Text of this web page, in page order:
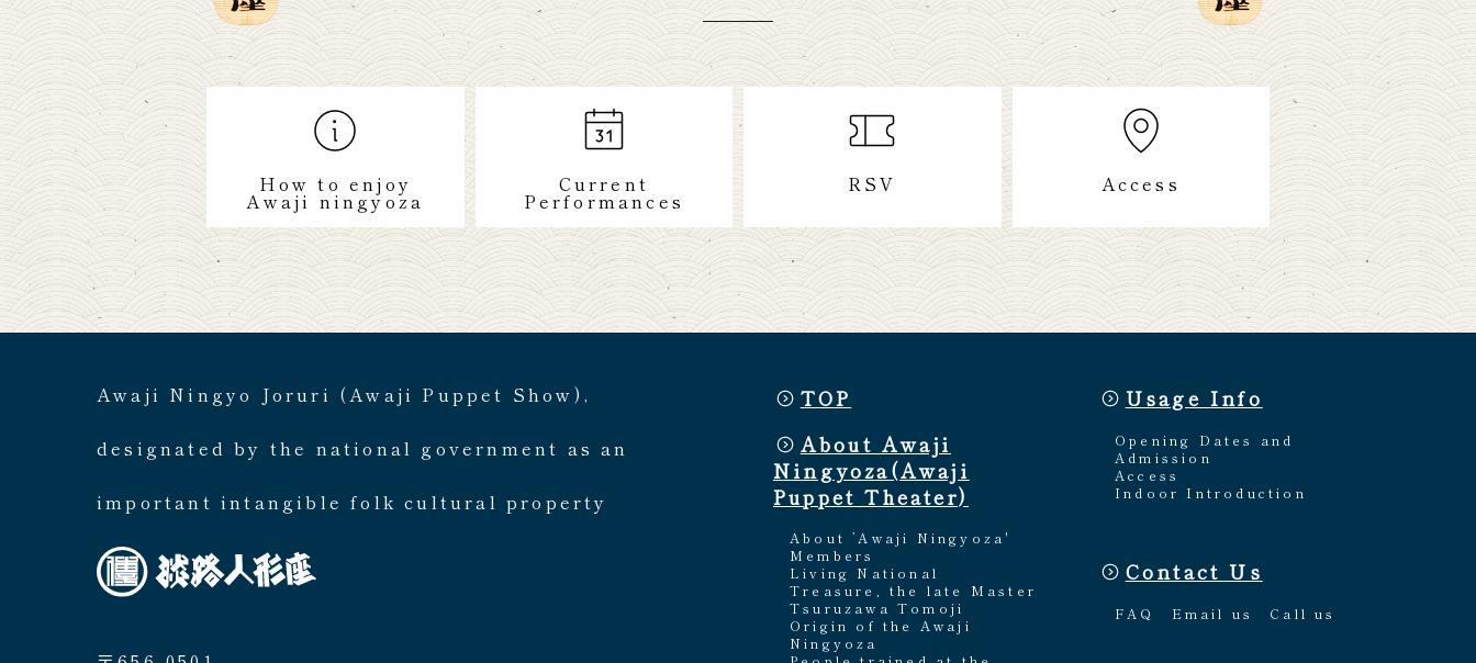
How to enjoy
Awaji ningyoza
Current
Performances
RSV Access
Awaji Ningyo Joruri (Awaji Puppet Show),
designated by the national government as an
important intangible folk cultural property
TOP
About Awaji
Ningyoza(Awaji
Puppet Theater)
About ’Awaji Ningyoza'
Members
Living National
Treasure, the late Master
Tsuruzawa Tomoji
Origin of the Awaji
Ningyoza
Usage Info
Opening Dates and
Admission
Access
Indoor Introduction
Contact Us
FAQ Email us Call us